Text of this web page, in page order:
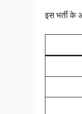
इस भर्ती के